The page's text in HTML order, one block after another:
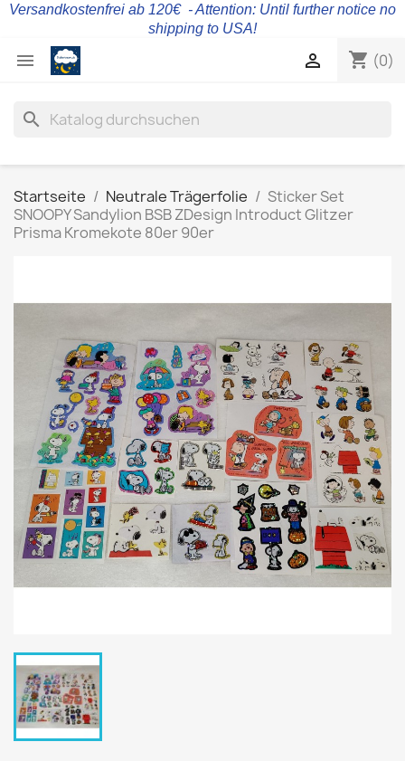
Versandkostenfrei ab 120€ - Attention: Until further notice no
shipping to USA!
 shopping_cart (0)

search
Startseite Neutrale Trägerfolie
Sticker Set
SNOOPY Sandylion BSB ZDesign Introduct Glitzer
Prisma Kromekote 80er 90er